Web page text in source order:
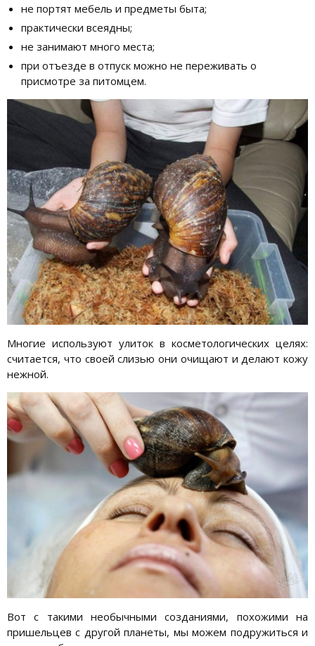
не портят мебель и предметы быта;
практически всеядны;
не занимают много места;
при отъезде в отпуск можно не переживать о
присмотре за питомцем.
Многие используют улиток в косметологических целях:
считается, что своей слизью они очищают и делают кожу
нежной.
Вот с такими необычными созданиями, похожими на
пришельцев с другой планеты, мы можем подружиться и